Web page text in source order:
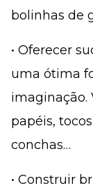
bolinhas de
• Oferecer
uma ótima
imaginação.
papéis,
conchas…
• Construir